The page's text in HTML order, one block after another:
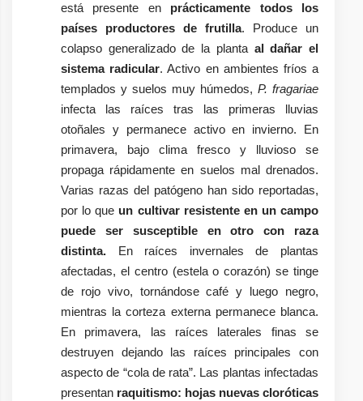
está presente en prácticamente todos los
países productores de frutilla. Produce un
colapso generalizado de la planta al dañar el
sistema radicular. Activo en ambientes fríos a
templados y suelos muy húmedos, P. fragariae
infecta las raíces tras las primeras lluvias
otoñales y permanece activo en invierno. En
primavera, bajo clima fresco y lluvioso se
propaga rápidamente en suelos mal drenados.
Varias razas del patógeno han sido reportadas,
por lo que un cultivar resistente en un campo
puede ser susceptible en otro con raza
distinta. En raíces invernales de plantas
afectadas, el centro (estela o corazón) se tinge
de rojo vivo, tornándose café y luego negro,
mientras la corteza externa permanece blanca.
En primavera, las raíces laterales finas se
destruyen dejando las raíces principales con
aspecto de “cola de rata”. Las plantas infectadas
presentan raquitismo: hojas nuevas cloróticas